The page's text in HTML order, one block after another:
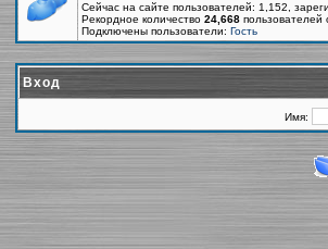
Сейчас на сайте пользователей: 1,152,
Рекордное количество 24,668
Подключены пользователи: Гость
Вход
Имя: